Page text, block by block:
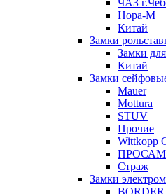
ЧАЗ
Нора-М
Китай
Замки
Замки
Китай
Замки
Mauer
Mottura
STUV
Прочие
Wittkopp
ПРОСАМ
Страж
Замки